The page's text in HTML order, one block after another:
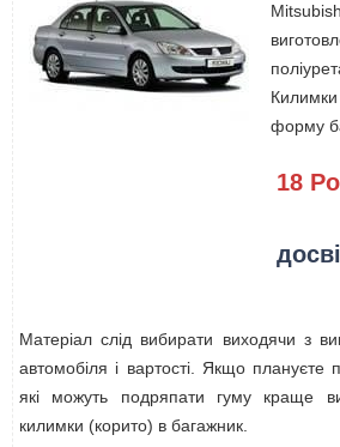
форму
18
Матеріал слід вибирати виходячи з
автомобіля і вартості. Якщо плануєте
які можуть подряпати гуму краще
килимки (корито) в багажник.